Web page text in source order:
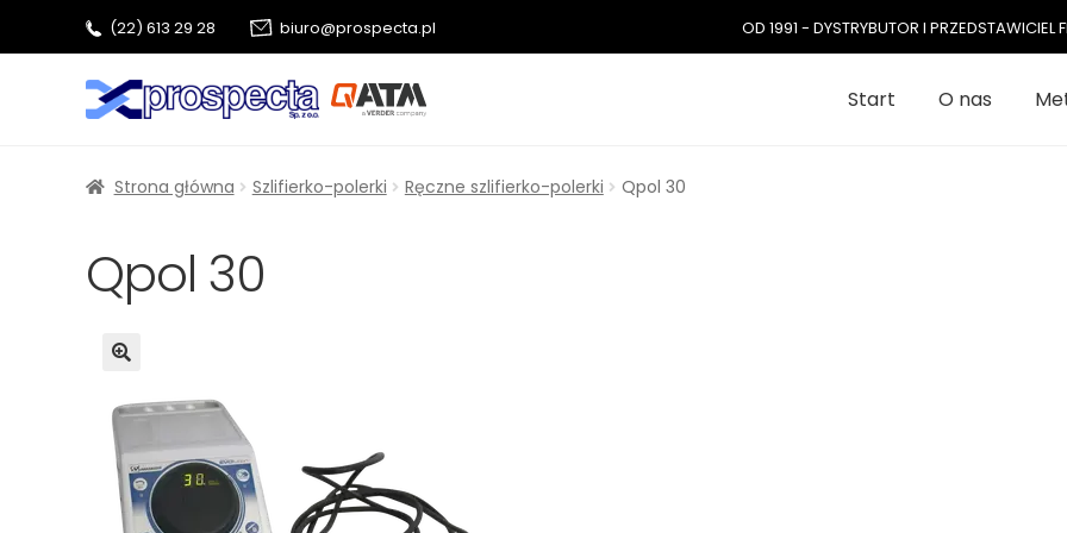
(22) 613 29 28 biuro@prospecta.pl OD 1991 - DYSTRYBUTOR I
do
nawigacji
do
treści
Start O nas
Strona główna Szlifierko-polerki Ręczne szlifierko-polerki Qpol 30
Qpol 30